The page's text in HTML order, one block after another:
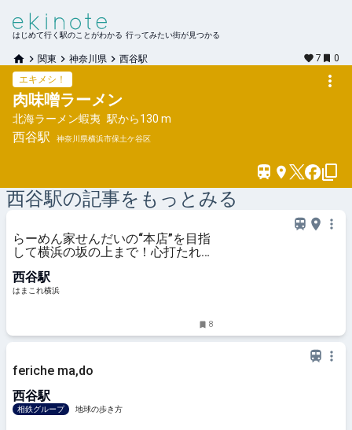
はじめて行く駅のことがわかる 行ってみたい街が見つかる
関東 神奈川県 西谷駅 7
0
エキメシ！
肉味噌ラーメン
北海ラーメン蝦夷 駅から130 m
西谷駅 神奈川県横浜市保土ケ谷区
西谷駅の記事をもっとみる
らーめん家せんだいの“本店”を目指
して横浜の坂の上まで！心打たれる
これ横浜
西谷駅
はまこれ横浜
8
feriche ma,do
西谷駅
相鉄グループ 地球の歩き方